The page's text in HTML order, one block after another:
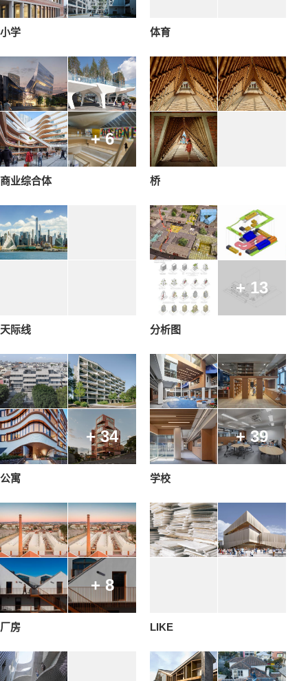
小学 体育
+ 6
商业综合体 桥
天际线
+ 13
分析图
+ 34
公寓
+ 39
学校
+ 8
厂房 LIKE